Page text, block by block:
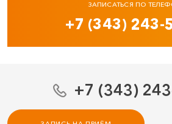
ЗАПИСАТЬСЯ ПО
+7 (343) 243-
+7 (343)